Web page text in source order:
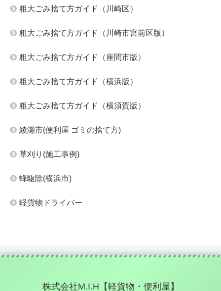
粗大ごみ捨て方ガイド（川崎区）
粗大ごみ捨て方ガイド（川崎市宮前区版）
粗大ごみ捨て方ガイド（座間市版）
粗大ごみ捨て方ガイド（横浜版）
粗大ごみ捨て方ガイド（横須賀版）
綾瀬市(便利屋 ゴミの捨て方)
草刈り(施工事例)
蜂駆除(横浜市)
軽貨物ドライバー
株式会社M.I.H【軽貨物・便利屋】